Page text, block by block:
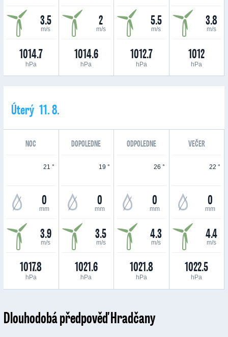
3.5
m/s
1014.7
hPa
2
m/s
1014.6
hPa
5.5
m/s
1012.7
hPa
3.8
m/s
1012
hPa
Úterý 11. 8.
NOC DOPOLEDNE ODPOLEDNE VEČER
21 °
0
mm
3.9
m/s
1017.8
hPa
19 °
0
mm
3.5
m/s
1021.6
hPa
26 °
0
mm
4.3
m/s
1021.8
hPa
22 °
0
mm
4.4
m/s
1022.5
hPa
Dlouhodobá předpověď Hradčany